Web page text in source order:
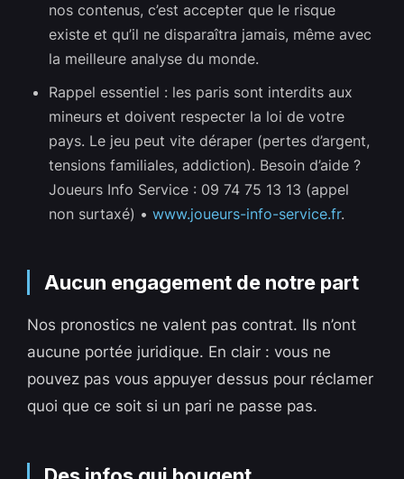
nos contenus, c’est accepter que le risque
existe et qu’il ne disparaîtra jamais, même avec
la meilleure analyse du monde.
Rappel essentiel : les paris sont interdits aux
mineurs et doivent respecter la loi de votre
pays. Le jeu peut vite déraper (pertes d’argent,
tensions familiales, addiction). Besoin d’aide ?
Joueurs Info Service : 09 74 75 13 13 (appel
non surtaxé) •www.joueurs-info-service.fr.
Aucun engagement de notre part
Nos pronostics ne valent pas contrat. Ils n’ont
aucune portée juridique. En clair : vous ne
pouvez pas vous appuyer dessus pour réclamer
quoi que ce soit si un pari ne passe pas.